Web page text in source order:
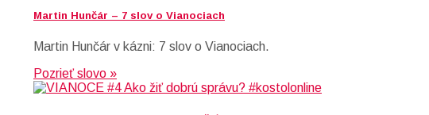
Martin Hunčár – 7 slov o Vianociach
Martin Hunčár v kázni: 7 slov o Vianociach.
Pozrieť slovo »